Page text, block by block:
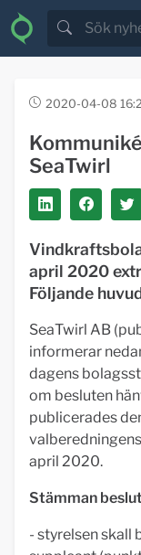
2020-04-08
SeaTwirl
april 2020
Följande
SeaTwirl AB
informerar
dagens
om besluten
publicerades
april 2020.
Stämman
- styrelsen skall